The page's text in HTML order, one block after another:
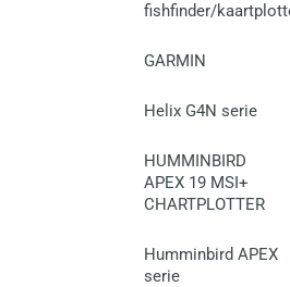
fishfinder/
GARMIN
Helix G4N serie
HUMMINBIRD
APEX 19 MSI+
CHARTPLOTTER
Humminbird APEX
serie